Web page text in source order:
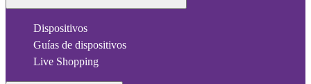
Dispositivos
Guías de dispositivos
Live Shopping